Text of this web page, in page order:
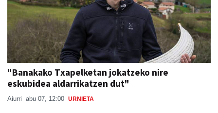
"Banakako Txapelketan jokatzeko nire
eskubidea aldarrikatzen dut"
Aiurri abu 07, 12:00 URNIETA